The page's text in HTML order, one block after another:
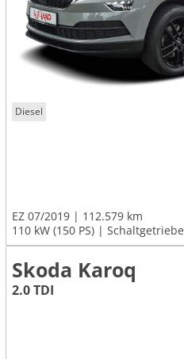
Diesel
EZ 07/2019
112.579 km
110 kW (150 PS)
Schaltgetriebe
Skoda Karoq
2.0 TDI